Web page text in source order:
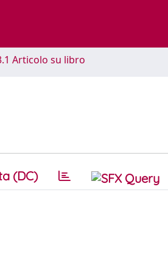
Articolo su libro
(DC)